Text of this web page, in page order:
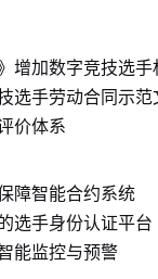
增加数字竞技选手
选手劳动合同示范
价体系
障智能合约系统
选手身份认证平台
能监控与预警